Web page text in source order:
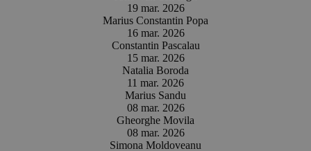
19 mar. 2026
Marius Constantin Popa
16 mar. 2026
Constantin Pascalau
15 mar. 2026
Natalia Boroda
11 mar. 2026
Marius Sandu
08 mar. 2026
Gheorghe Movila
08 mar. 2026
Simona Moldoveanu